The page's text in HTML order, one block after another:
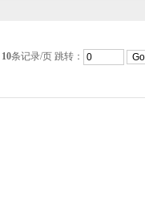
10条记录/页 跳转：